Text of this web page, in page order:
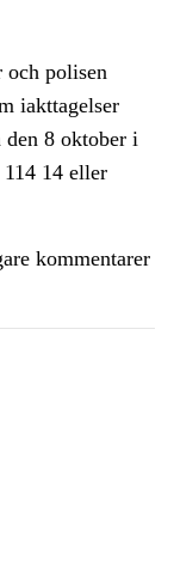
och polisen
iakttagelser
8 oktober i
14 eller
kommentarer